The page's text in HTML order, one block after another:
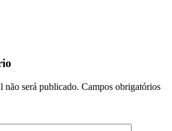
não será publicado. Campos obrigatórios